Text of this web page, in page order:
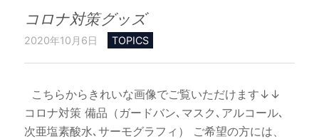
コロナ対策グッズ
2020年10月6日 TOPICS
こちらからきれいな画像でご覧いただけます↓↓
コロナ対策 備品（ガードバン､マスク､アルコール､
次亜塩素酸水､サーモグラフィ） ご希望の方には、